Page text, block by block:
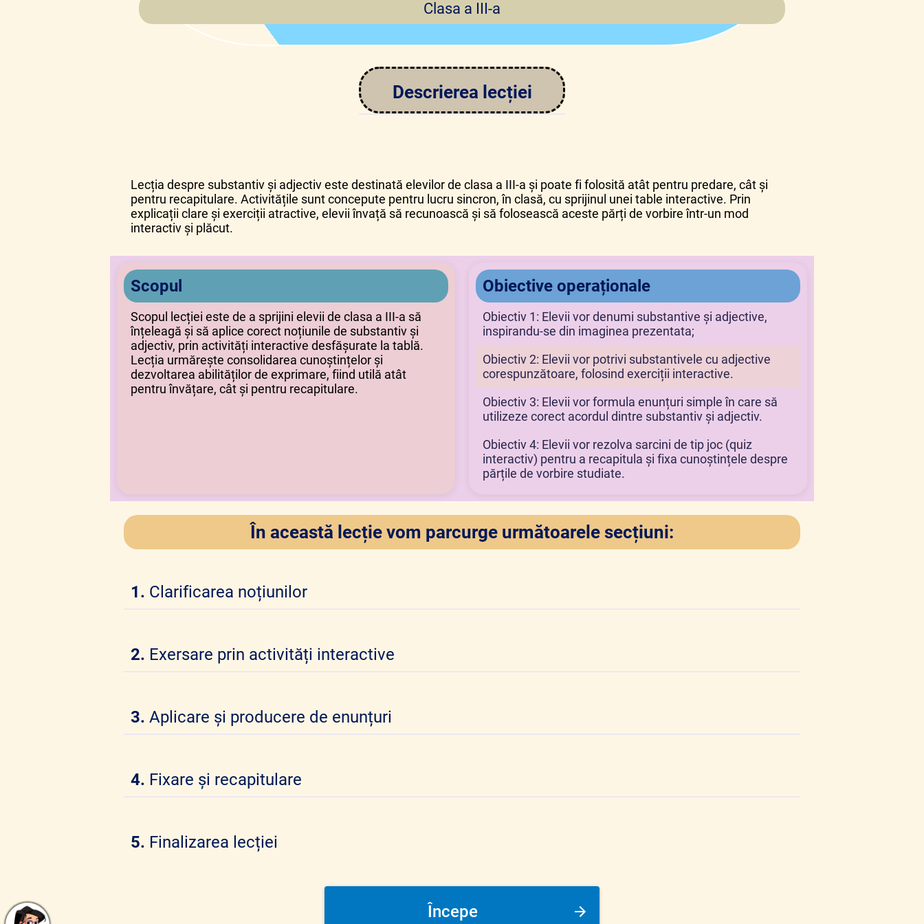
Clasa a III-a
Descrierea l ecției
Lecția despre substantiv și adjectiv este destinată elevilor de clasa a III-a și poate fi folosită atât pentru predare, cât și
pentru recapitulare. Activitățile sunt concepute pentru lucru sincron, în clasă, cu sprijinul unei table interactive. Prin
explicații clare și exerciții atractive, elevii învață să recunoască și să folosească aceste părți de vorbire într-un mod
interactiv și plăcut.
Scopul
Scopul lecției este de a sprijini elevii de clasa a III-a să
înțeleagă și să aplice corect noțiunile de substantiv și
adjectiv, prin activități interactive desfășurate la tablă.
Lecția urmărește consolidarea cunoștințelor și
dezvoltarea abilităților de exprimare, fiind utilă atât
pentru învățare, cât și pentru recapitulare.
Obiective operaționale
Obiectiv 1: Elevii vor denumi substantive și adjective,
inspirandu-se din imaginea prezentata;
Obiectiv 2: Elevii vor potrivi substantivele cu adjective
corespunzătoare, folosind exerciții interactive.
Obiectiv 3: Elevii vor formula enunțuri simple în care să
utilizeze corect acordul dintre substantiv și adjectiv.
Obiectiv 4: Elevii vor rezolva sarcini de tip joc (quiz
interactiv) pentru a recapitula și fixa cunoștințele despre
părțile de vorbire studiate.
În această lecție vom parcurge următoarele secțiuni:
1. Clarificarea noțiunilor
2. Exersare prin activități interactive
3. Aplicare și producere de enunțuri
4. Fixare și recapitulare
5. Finalizarea lecției
Începe